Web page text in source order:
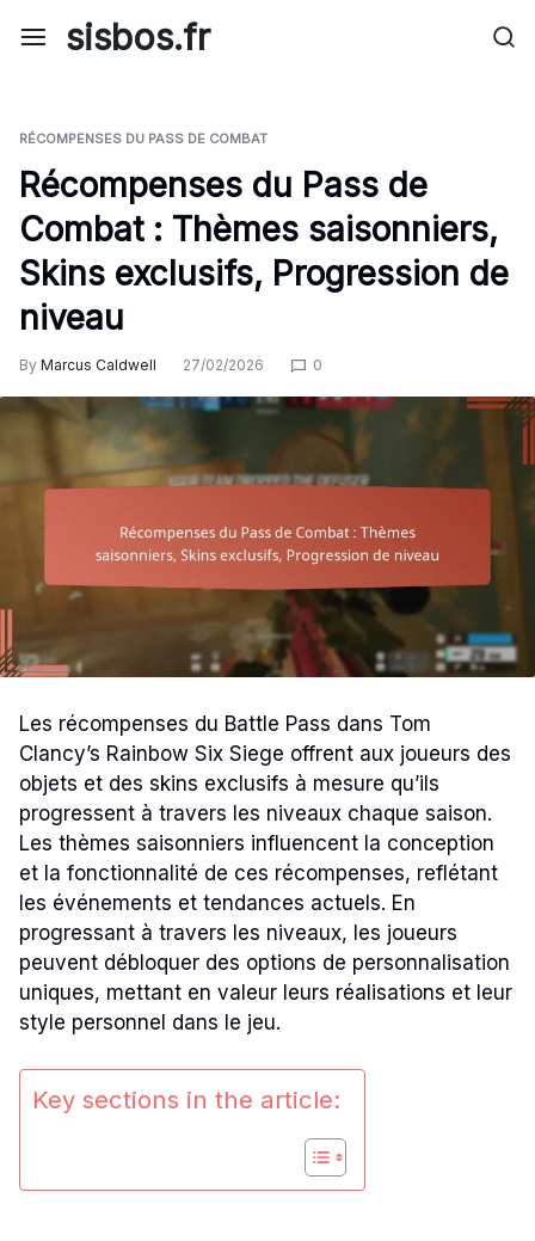
sisbos.fr
RÉCOMPENSES DU PASS DE COMBAT
Récompenses du Pass de
Combat : Thèmes saisonniers,
Skins exclusifs, Progression de
niveau
By Marcus Caldwell 27/02/2026 0
Les récompenses du Battle Pass dans Tom
Clancy’s Rainbow Six Siege offrent aux joueurs des
objets et des skins exclusifs à mesure qu’ils
progressent à travers les niveaux chaque saison.
Les thèmes saisonniers influencent la conception
et la fonctionnalité de ces récompenses, reflétant
les événements et tendances actuels. En
progressant à travers les niveaux, les joueurs
peuvent débloquer des options de personnalisation
uniques, mettant en valeur leurs réalisations et leur
style personnel dans le jeu.
Key sections in the article: